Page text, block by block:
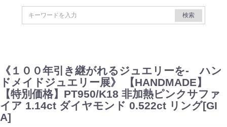
検索
《１００年引き継がれるジュエリーを- ハン
ドメイドジュエリー展》 【HANDMADE】
【特別価格】PT950/K18 非加熱ピンクサファ
イア 1.14ct ダイヤモンド 0.522ct リング[GI
A]